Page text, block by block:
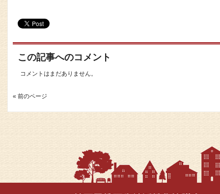
この記事へのコメント
コメントはまだありません。
« 前のページ